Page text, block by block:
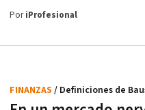
PoriProfesional
FINANZAS / Definiciones de